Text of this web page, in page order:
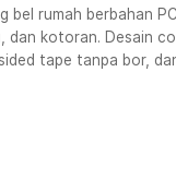
Sabtu - Minggu
- Minggu/ Libur
bel rumah berbahan PC
dan kotoran. Desain
tape tanpa bor,